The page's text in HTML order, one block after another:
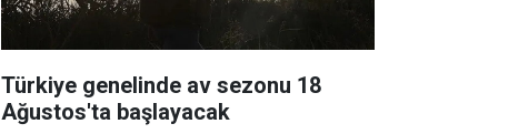
Türkiye genelinde av sezonu 18
Ağustos'ta başlayacak